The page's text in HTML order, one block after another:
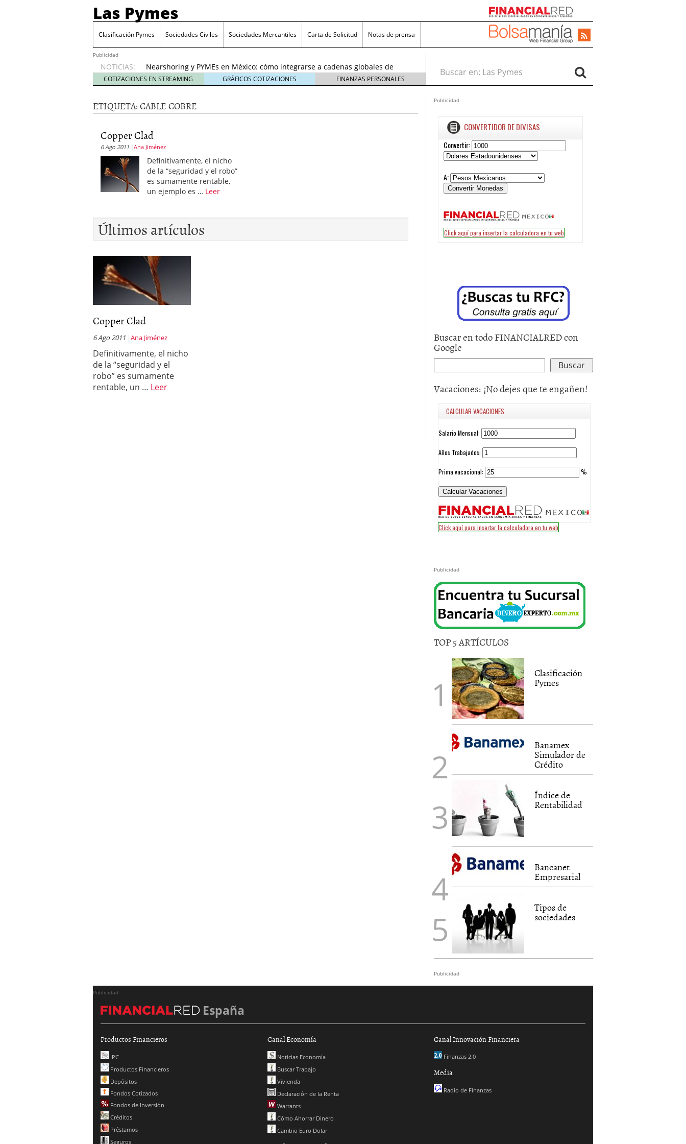
Las Pymes
Clasificación Pymes Sociedades Civiles Sociedades Mercantiles Carta de Solicitud Notas de prensa
Publicidad
NOTICIAS:
Retos de las PYMES Mexicanas rumbo al Mundial 2026: cómo prepararse
para la demanda de consumidores 6 enero, 2026
Turismo y PYMEs: qué segmentos están creciendo y cómo aprovechar la
Nearshoring y PYMEs en México: cómo integrarse a cadenas globales de
suministro 21 enero, 2026
El impacto del entorno económico 2026 en las pequeñas y medianas
Proveedores de Pemex en crisis: despidos y pérdidas en miles de PYMEs
Retos de las PYMES Mexicanas rumbo al Mundial 2026: cómo prepararse
para la demanda de consumidores
Turismo y PYMEs: qué segmentos están creciendo y cómo aprovechar la
demanda 26 enero, 2026
COTIZACIONES EN STREAMING GRÁFICOS COTIZACIONES FINANZAS PERSONALES
Buscar en:
ETIQUETA:CABLE COBRE
Copper Clad
6 Ago 2011 Ana Jiménez
Definitivamente, el nicho
de la “seguridad y el robo”
es sumamente rentable,
un ejemplo es … Leer
Últimos artículos
Copper Clad
6 Ago 2011 Ana Jiménez
Definitivamente, el nicho
de la “seguridad y el
robo” es sumamente
rentable, un … Leer
Publicidad
Buscar en todo FINANCIALRED con
Google
Vacaciones: ¡No dejes que te engañen!
Publicidad
TOP 5 ARTÍCULOS
Clasificación
Pymes
Banamex
Simulador de
Crédito
Índice de
Rentabilidad
Bancanet
Empresarial
Tipos de
sociedades
Publicidad
Publicidad
España
Productos Financieros
IPC
Productos Financieros
Depósitos
Fondos Cotizados
Fondos de Inversión
Créditos
Préstamos
Seguros
Canal Economía
Noticias Economía
Buscar Trabajo
Vivienda
Declaración de la Renta
Warrants
Cómo Ahorrar Dinero
Cambio Euro Dolar
Canal Innovación Financiera
Finanzas 2.0
Media
Radio de Finanzas